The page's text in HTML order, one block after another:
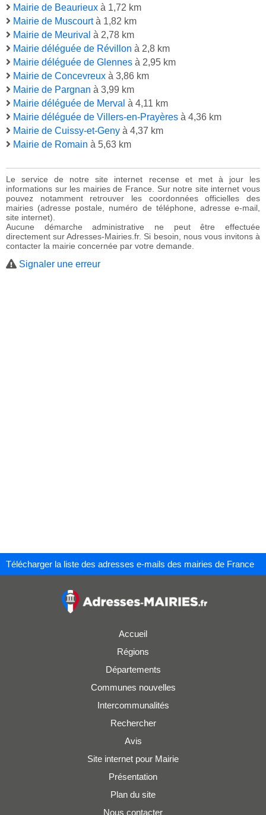
Mairie de Beaurieux à 1,72 km
Mairie de Muscourtà 1,82 km
Mairie de Meurival à 2,78 km
Mairie déléguée de Révillon à 2,8 km
Mairie déléguée de Glennes à 2,95 km
Mairie de Concevreux à 3,86 km
Mairie de Pargnan à 3,99 km
Mairie déléguée de Merval à 4,11 km
Mairie déléguée de Villers-en-Prayères à 4,36 km
Mairie de Cuissy-et-Geny à 4,37 km
Mairie de Romain à 5,63 km
Le service de notre site internet recense et met à jour les
informations sur les mairies de France. Sur notre site internet vous
pouvez notamment retrouver les coordonnées officielles des
mairies (adresse postale, numéro de téléphone, adresse e-mail,
site internet).
Aucune démarche administrative ne peut être effectuée
directement sur Adresses-Mairies.fr. Si besoin, nous vous invitons à
contacter la mairie concernée par votre demande.
Signaler une erreur
Télécharger la liste des adresses e-mails des mairies de France
Accueil
Régions
Départements
Communes nouvelles
Intercommunalités
Rechercher
Avis
Site internet pour Mairie
Présentation
Plan du site
Nous contacter